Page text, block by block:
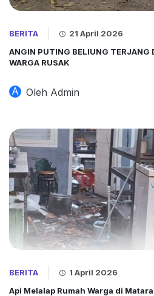
BERITA
21 April 2026
ANGIN PUTING BELIUNG TERJANG
WARGA RUSAK
A Oleh Admin
BERITA
1 April 2026
Api Melalap Rumah Warga di